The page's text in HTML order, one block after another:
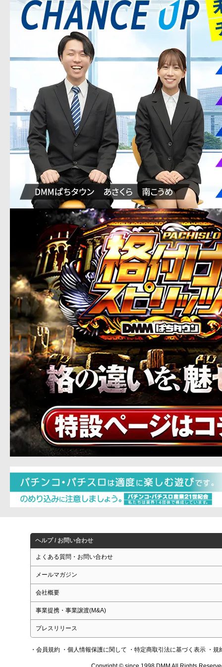
ヘルプ / お問い合わせ
よくある質問・お問い合わせ
メールマガジン
会社概要
事業提携・事業譲渡(M&A)
プレスリリース
・会員規約 ・個人情報保護に関して ・特定商取引法に基づく表示 ・規